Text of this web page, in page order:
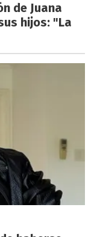
de Juana
hijos: "La